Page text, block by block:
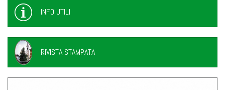
INFO UTILI
RIVISTA STAMPATA